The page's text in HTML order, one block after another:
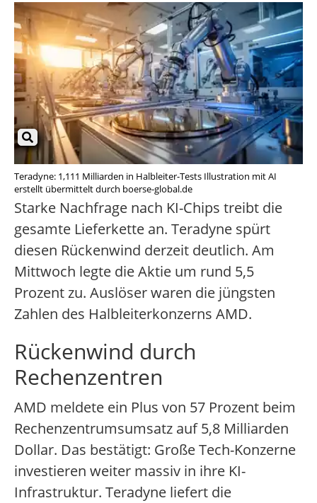
Teradyne: 1,111 Milliarden in Halbleiter-Tests Illustration mit AI
erstellt übermittelt durch boerse-global.de
Starke Nachfrage nach KI-Chips treibt die
gesamte Lieferkette an. Teradyne spürt
diesen Rückenwind derzeit deutlich. Am
Mittwoch legte die Aktie um rund 5,5
Prozent zu. Auslöser waren die jüngsten
Zahlen des Halbleiterkonzerns AMD.
Rückenwind durch
Rechenzentren
AMD meldete ein Plus von 57 Prozent beim
Rechenzentrumsumsatz auf 5,8 Milliarden
Dollar. Das bestätigt: Große Tech-Konzerne
investieren weiter massiv in ihre KI-
Infrastruktur. Teradyne liefert die